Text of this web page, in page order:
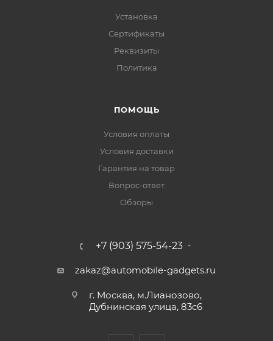
Установка
Сертификаты
Реквизиты
Политика
ПОМОЩЬ
Условия оплаты
Условия доставки
Гарантия на товар
Вопрос-ответ
Обзоры
+7 (903) 575-54-23
zakaz@automobile-gadgets.ru
г. Москва, м.Лианозово,
Дубнинская улица, 83с6